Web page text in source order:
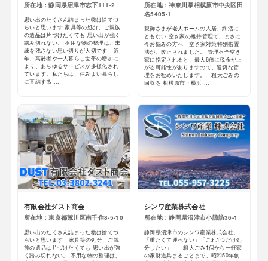
所在地：静岡県沼津市志下111-2
思い出のたくさん詰まった物は捨てづ
らいと思います 家具等の処分、ご親族
の遺品は片づけたくても 思い出が強く
踏み切れない。 不用な物の整理は、未
練を残さない思い切りが大切です 近
年、高齢者や一人暮らし世帯の増加に
より、あらゆるサービスが多様化され
ています。私たちは、住みよい暮らし
に直結する ...
所在地：神奈川県相模原市中央区田
名5405-1
親御さまが老人ホームの入居、終活に
ともない 空き家の維持管理で、まさに
今お悩みの方へ 空き家対策特別措置
法が、改正されました。 管理不全空き
家に指定されると、最大6倍に税金が上
がる可能性がありますので、適切な管
理をお勧めいたします。 粗大ごみの
回収を 相模原市・横浜 ...
有限会社ダスト商会
所在地：東京都荒川区南千住8-5-10
思い出のたくさん詰まった物は捨てづ
らいと思います 家具等の処分、ご親
族の遺品は片づけたくても 思い出が強
く踏み切れない。 不用な物の整理は、
シンワ産業株式会社
所在地：静岡県沼津市小諏訪36-1
静岡県沼津市のシンワ産業株式会社。
「重たくて運べない」「これ1つだけ処
分したい」——粗大ごみ1個から一軒家
の家財道具まるごとまで、昭和50年創